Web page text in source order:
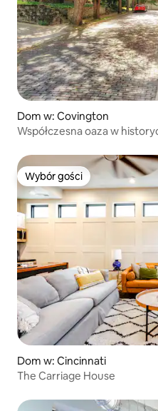
Dom w: Covington
Współczesna oaza w
Wybór gości
Wybór gości
Dom w: Cincinnati
The Carriage House